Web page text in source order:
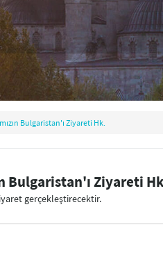
Bulgaristan'ı Ziyareti Hk.
Bulgaristan'ı Ziyareti
gerçekleştirecektir.